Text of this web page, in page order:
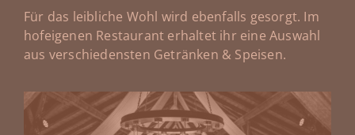
Für das leibliche Wohl wird ebenfalls gesorgt. Im
hofeigenen Restaurant erhaltet ihr eine Auswahl
aus verschiedensten Getränken & Speisen.